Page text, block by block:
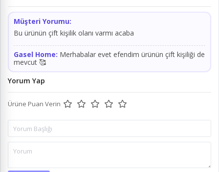
Müşteri Yorumu:
Bu ürünün çift kişilik olanı varmı acaba
Gasel Home: Merhabalar evet efendim ürünün çift kişiliği de
mevcut 🥰
Yorum Yap
Ürüne Puan Verin